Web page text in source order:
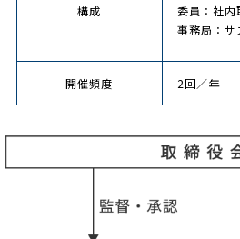
構成
委員：社内
事務局：サ
開催頻度 2回／年